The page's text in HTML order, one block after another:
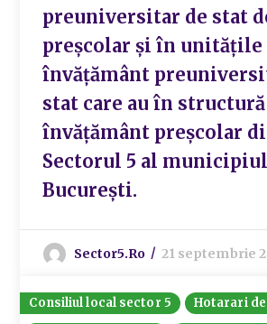
preuniversitar de stat
preșcolar și în unitățile
învățământ
stat care au în structură
învățământ preșcolar
Sectorul 5 al
București.
Sector5.ro 21 septembrie
Consiliul local sector 5
Hotarari